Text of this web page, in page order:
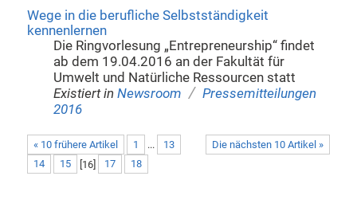
Wege in die berufliche Selbstständigkeit
kennenlernen
Die Ringvorlesung „Entrepreneurship“ findet
ab dem 19.04.2016 an der Fakultät für
Umwelt und Natürliche Ressourcen statt
Existiert in Newsroom / Pressemitteilungen
2016
« 10 frühere Artikel Die nächsten 10 Artikel »
1 ...
13
14
15 [16] 17 18